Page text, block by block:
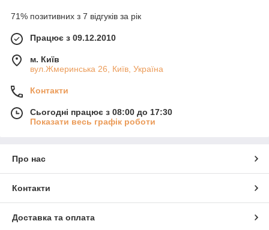
71% позитивних з 7 відгуків за рік
Працює з 09.12.2010
м. Київ
вул.Жмеринська 26, Київ, Україна
Контакти
Сьогодні працює з 08:00 до 17:30
Показати весь графік роботи
Про нас
Контакти
Доставка та оплата